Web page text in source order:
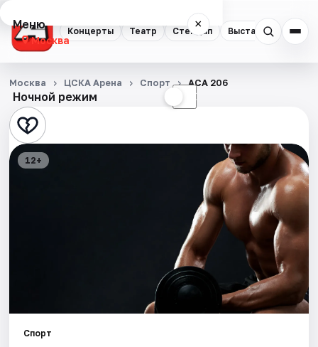
Концерты Театр Стендап Выставки
Меню ×
Москва
Концерты
Театр
Стендап
Ночной режим ☾
Москва ЦСКА Арена Спорт АСА 206
12+
Спорт